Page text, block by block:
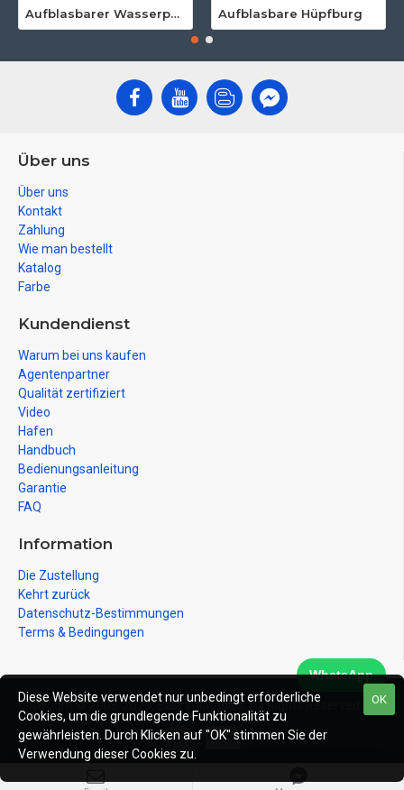
Aufblasbarer Wasserpark Für Erwachsene Aufblasbare Hüpfburg
Über uns
Über uns
Kontakt
Zahlung
Wie man bestellt
Katalog
Farbe
Kundendienst
Warum bei uns kaufen
Agentenpartner
Qualität zertifiziert
Video
Hafen
Handbuch
Bedienungsanleitung
Garantie
FAQ
Information
Die Zustellung
Kehrt zurück
Datenschutz-Bestimmungen
Terms & Bedingungen
Copyright © 2008-2026, East Inflatables, All Rights Reserved OK
Diese Website verwendet nur unbedingt erforderliche
Cookies, um die grundlegende Funktionalität zu
gewährleisten. Durch Klicken auf "OK" stimmen Sie der
Verwendung dieser Cookies zu.
WhatsApp